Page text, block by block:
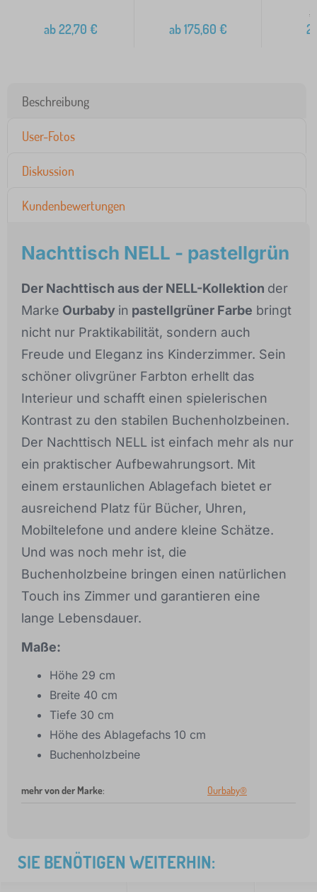
ab22,70 € ab175,60 €
Beschreibung
User-Fotos
Diskussion
Kundenbewertungen
Nachttisch NELL - pastellgrün
Der Nachttisch aus der NELL-Kollektion der
Marke Ourbaby in pastellgrüner Farbe bringt
nicht nur Praktikabilität, sondern auch
Freude und Eleganz ins Kinderzimmer. Sein
schöner olivgrüner Farbton erhellt das
Interieur und schafft einen spielerischen
Kontrast zu den stabilen Buchenholzbeinen.
Der Nachttisch NELL ist einfach mehr als nur
ein praktischer Aufbewahrungsort. Mit
einem erstaunlichen Ablagefach bietet er
ausreichend Platz für Bücher, Uhren,
Mobiltelefone und andere kleine Schätze.
Und was noch mehr ist, die
Buchenholzbeine bringen einen natürlichen
Touch ins Zimmer und garantieren eine
lange Lebensdauer.
Maße:
Höhe 29 cm
Breite 40 cm
Tiefe 30 cm
Höhe des Ablagefachs 10 cm
Buchenholzbeine
mehr von der Marke: Ourbaby®
SIE BENÖTIGEN WEITERHIN: